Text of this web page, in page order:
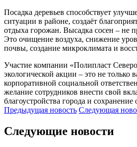
Посадка деревьев способствует
ситуации в районе, создаёт
отдыха горожан. Высадка сосен – не
Это очищение воздуха, снижение
почвы, создание микроклимата и
Участие компании «Полипласт
экологической акции – это не только
корпоративной социальной
желание сотрудников внести свой
благоустройства города и
Предыдущая новость Следующая
Следующие новости